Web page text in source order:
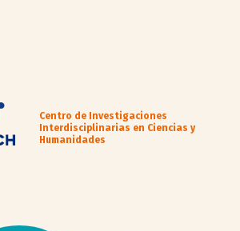
Centro de Investigaciones
Interdisciplinarias en Ciencias y
Humanidades